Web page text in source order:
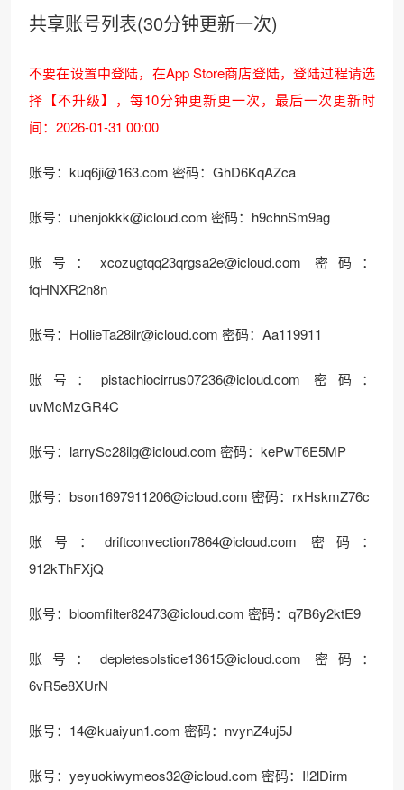
共享账号列表(30分钟更新一次)
不要在设置中登陆，在App Store商店登陆，登陆过程请选
择【不升级】，每10分钟更新更一次，最后一次更新时
间：2026-01-31 00:00
账号： kuq6ji@163.com 密码：GhD6KqAZca
账号： uhenjokkk@icloud.com 密码：h9chnSm9ag
账号： xcozugtqq23qrgsa2e@icloud.com 密码：
fqHNXR2n8n
账号： HollieTa28ilr@icloud.com 密码：Aa119911
账号： pistachiocirrus07236@icloud.com 密码：
uvMcMzGR4C
账号： larrySc28ilg@icloud.com 密码：kePwT6E5MP
账号： bson1697911206@icloud.com 密码：rxHskmZ76c
账号： driftconvection7864@icloud.com 密码：
912kThFXjQ
账号： bloomfilter82473@icloud.com 密码：q7B6y2ktE9
账号： depletesolstice13615@icloud.com 密码：
6vR5e8XUrN
账号： 14@kuaiyun1.com 密码：nvynZ4uj5J
账号： yeyuokiwymeos32@icloud.com 密码：I!2lDirm